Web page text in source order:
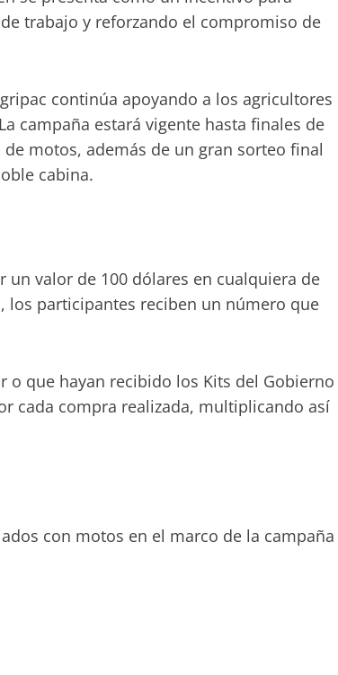
trabajo y reforzando el compromiso de
continúa apoyando a los agricultores
campaña estará vigente hasta finales de
motos, además de un gran sorteo final
cabina.
valor de 100 dólares en cualquiera de
los participantes reciben un número que
o que hayan recibido los Kits del Gobierno
cada compra realizada, multiplicando así
con motos en el marco de la campaña